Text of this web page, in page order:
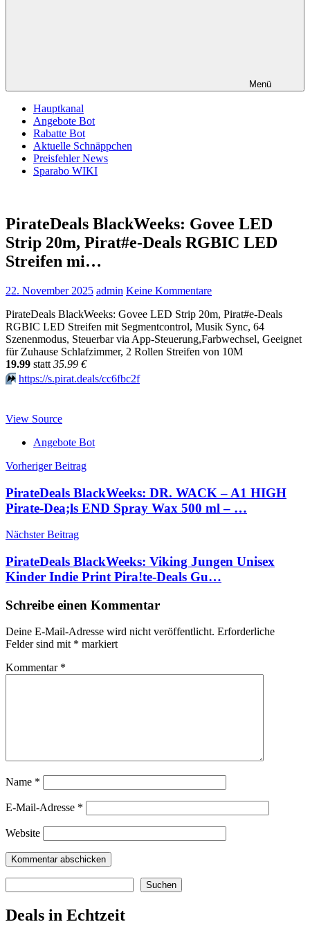
Menü
Hauptkanal
Angebote Bot
Rabatte Bot
Aktuelle Schnäppchen
Preisfehler News
Sparabo WIKI
PirateDeals BlackWeeks: Govee LED
Strip 20m, Pirat#e-Deals RGBIC LED
Streifen mi…
22. November 2025 admin Keine Kommentare
PirateDeals BlackWeeks: Govee LED Strip 20m, Pirat#e-Deals
RGBIC LED Streifen mit Segmentcontrol, Musik Sync, 64
Szenenmodus, Steuerbar via App-Steuerung,Farbwechsel, Geeignet
für Zuhause Schlafzimmer, 2 Rollen Streifen von 10M
19.99 statt 35.99 €
⏩️ https://s.pirat.deals/cc6fbc2f
View Source
Angebote Bot
Beitragsnavigation
Vorheriger Beitrag
PirateDeals BlackWeeks: DR. WACK – A1 HIGH
Pirate-Dea;ls END Spray Wax 500 ml – …
Nächster Beitrag
PirateDeals BlackWeeks: Viking Jungen Unisex
Kinder Indie Print Pira!te-Deals Gu…
Schreibe einen Kommentar
Deine E-Mail-Adresse wird nicht veröffentlicht. Erforderliche
Felder sind mit * markiert
Kommentar *
Name *
E-Mail-Adresse *
Website
Suchen
Deals in Echtzeit